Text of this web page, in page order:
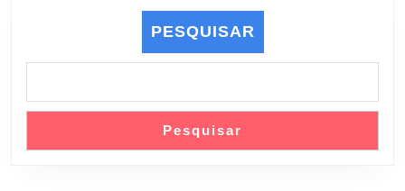
PESQUISAR
Pesquisar